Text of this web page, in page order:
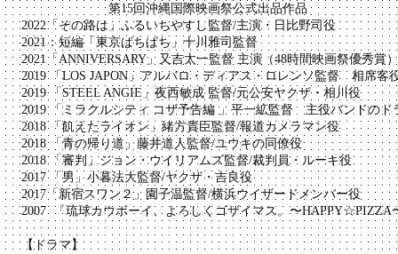
第15回沖縄国際映画祭公式出品作品
2022「その路は」ふるいちやすし監督/主演・日比野司役
2021： 短編「東京ぱちぱち 」十川雅司監督
2021「ANNIVERSARY」又吉太一監督 主演（48時間映画祭優秀賞）
2019 「LOS JAPON」アルバロ・ディアス・ロレンソ監督
2019 「STEEL ANGIE」夜西敏成 監督/元公安ヤクザ・相川役
2019 「ミラクルシティ コザ予告編 」平一絋監督 主役バンドのド
2018 「飢えたライオン」緒方貴臣監督/報道カメラマン役
2018 「青の帰り道」藤井道人監督/ユウキの同僚役
2018 「審判」ジョン・ウイリアムズ監督/裁判員・ルーキ役
2017 「男」小暮法大監督/ヤクザ・吉良役
2017「新宿スワン２」園子温
2007 「琉球カウボーイ、よろしくゴザイマス。〜
【ドラマ】